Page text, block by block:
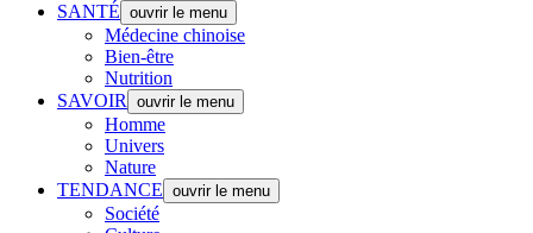
SANTÉ ouvrir le menu
Médecine chinoise
Bien-être
Nutrition
SAVOIR
ouvrir le menu
Homme
Univers
Nature
TENDANCE ouvrir le menu
Société